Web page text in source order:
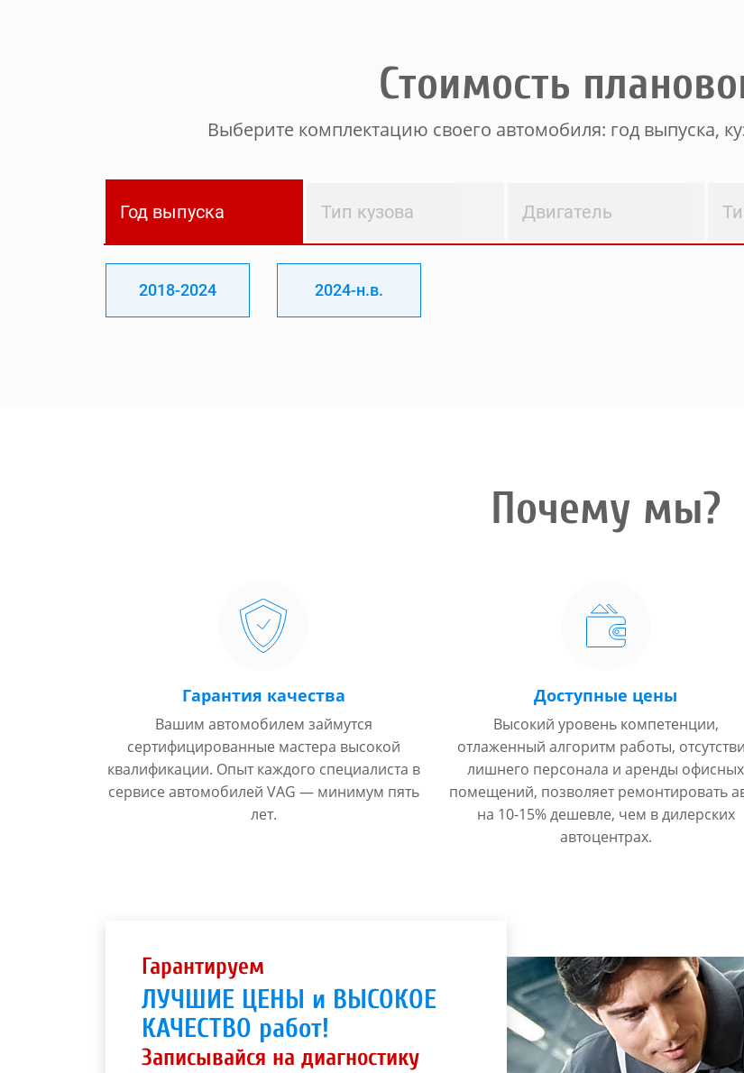
Стоимость
Выберите комплектацию своего автомобиля: год выпуска,
Год выпуска Тип кузова Двигатель
2018-2024 2024-н.в.
Почему мы?
Гарантия качества
Вашим автомобилем займутся
сертифицированные мастера высокой
квалификации. Опыт каждого специалиста в
сервисе автомобилей VAG — минимум пять
лет.
Доступные цены
Высокий уровень компетенции,
отлаженный алгоритм работы,
лишнего персонала и аренды офисных
помещений, позволяет ремонтировать
на 10-15% дешевле, чем в дилерских
автоцентрах.
Гарантируем
ЛУЧШИЕ ЦЕНЫ и ВЫСОКОЕ
КАЧЕСТВО работ!
Записывайся на диагностику